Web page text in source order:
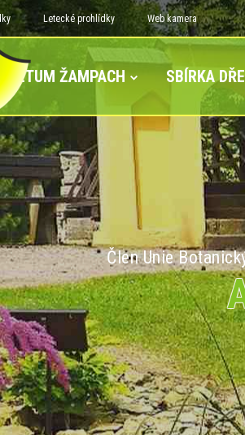
Letecké prohlídky Web kamera
ŽAMPACH SBÍRKA
Člen Unie